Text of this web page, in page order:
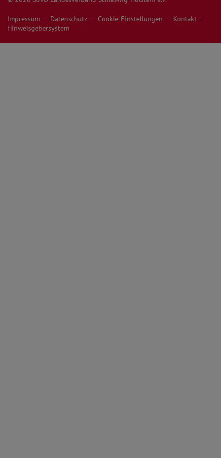
Impressum Datenschutz Cookie-Einstellungen
Kontakt
Hinweisgebersystem